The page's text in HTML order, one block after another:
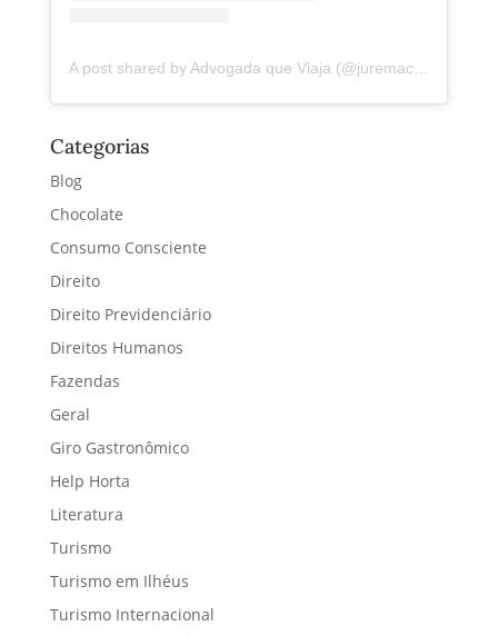
A post shared by Advogada que Viaja (@juremacintra)
Categorias
Blog
Chocolate
Consumo Consciente
Direito
Direito Previdenciário
Direitos Humanos
Fazendas
Geral
Giro Gastronômico
Help Horta
Literatura
Turismo
Turismo em Ilhéus
Turismo Internacional